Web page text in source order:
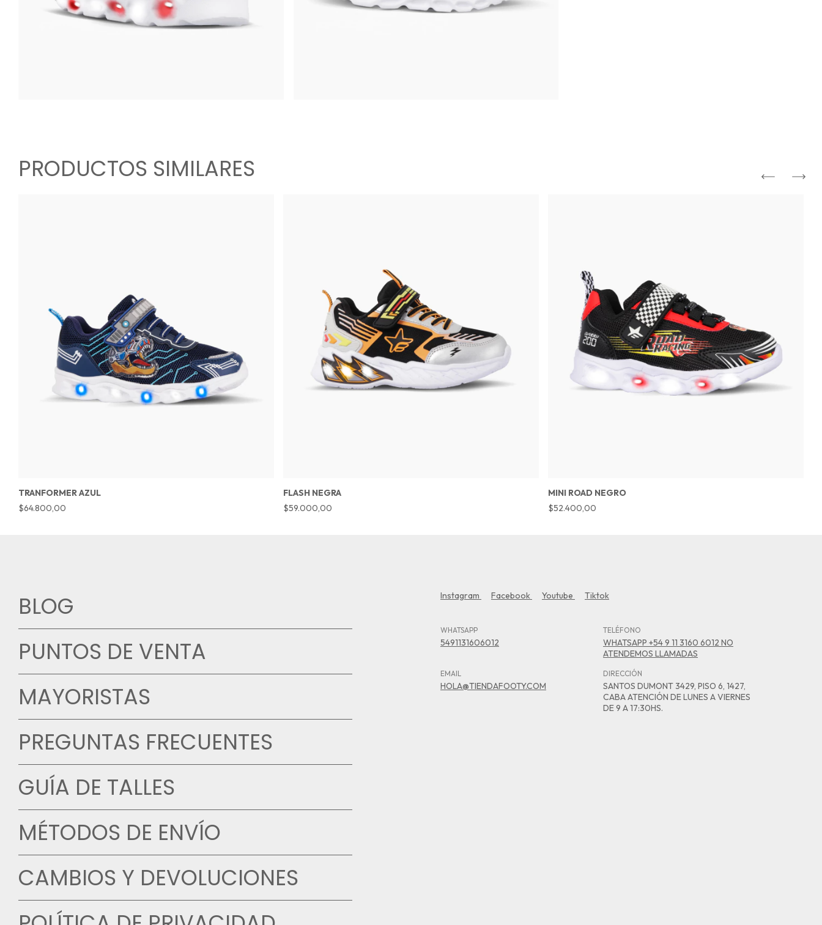
PRODUCTOS SIMILARES
TRANFORMER AZUL
$64.800,00
FLASH NEGRA
$59.000,00
MINI ROAD NEGRO
$52.400,00
BLOG
PUNTOS DE VENTA
MAYORISTAS
PREGUNTAS FRECUENTES
GUÍA DE TALLES
MÉTODOS DE ENVÍO
CAMBIOS Y DEVOLUCIONES
Instagram Facebook Youtube Tiktok
WHATSAPP
5491131606012
TELÉFONO
WHATSAPP +54 9 11 3160 6012 NO
ATENDEMOS LLAMADAS
EMAIL
HOLA@TIENDAFOOTY.COM
DIRECCIÓN
SANTOS DUMONT 3429, PISO 6, 1427,
CABA ATENCIÓN DE LUNES A VIERNES
DE 9 A 17:30HS.